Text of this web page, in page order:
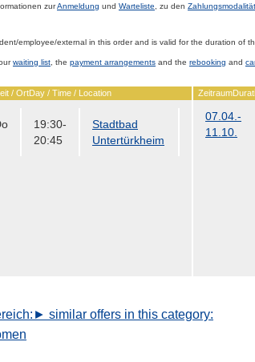
zurAnmeldung und Warteliste , zu den
employee/external in this order and is valid for the duration of
waiting list , the payment arrangements and the rebooking and
/ OrtDay / Time / Location Zeitraum
19:30-
20:45
Stadtbad
Untertürkheim
07.04.-
11.10.
► similar offers in this category: